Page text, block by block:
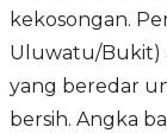
kekosongan.
Uluwatu/Bukit)
yang beredar
bersih. Angka